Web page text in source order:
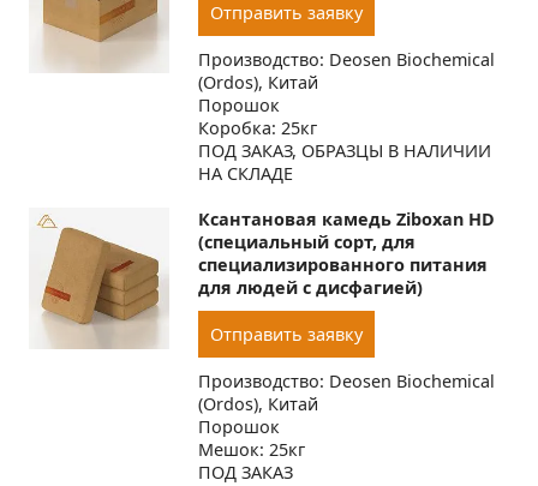
Отправить заявку
Производство: Deosen Biochemical
(Ordos), Китай
Порошок
Коробка: 25кг
ПОД ЗАКАЗ, ОБРАЗЦЫ В НАЛИЧИИ
НА СКЛАДЕ
Ксантановая камедь Ziboxan HD
(специальный сорт, для
специализированного питания
для людей с дисфагией)
Отправить заявку
Производство: Deosen Biochemical
(Ordos), Китай
Порошок
Мешок: 25кг
ПОД ЗАКАЗ